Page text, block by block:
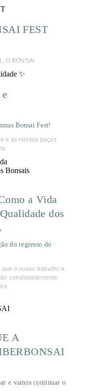
FEST
O BONSAI
Bonsai Fest!
e as nossas peças
a Vida
dos
do regresso do
o nosso trabalho e
consistentemente
A
e vamos continuar o